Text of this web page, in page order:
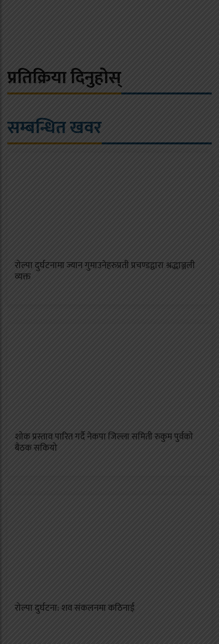
प्रतिक्रिया दिनुहोस्
सम्बन्धित खवर
रोल्पा दुर्घटनामा ज्यान गुमाउनेहरुप्रती प्रचण्डद्वारा श्रद्धाञ्जली
व्यक्त
शोक प्रस्ताव पारित गर्दै नेकपा जिल्ला समिती रुकुम पुर्वको
बैठक सकियो
रोल्पा दुर्घटना: शव संकलनमा कठिनाई